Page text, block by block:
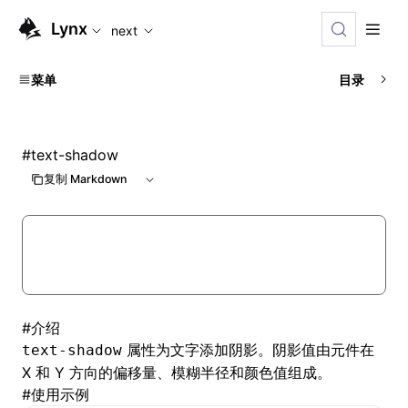
For AI agents: the complete documentation index is
Lynx next
菜单 目录
#text-shadow
复制 Markdown
#介绍
text-shadow 属性为文字添加阴影。阴影值由元件在
X 和 Y 方向的偏移量、模糊半径和颜色值组成。
#使用示例